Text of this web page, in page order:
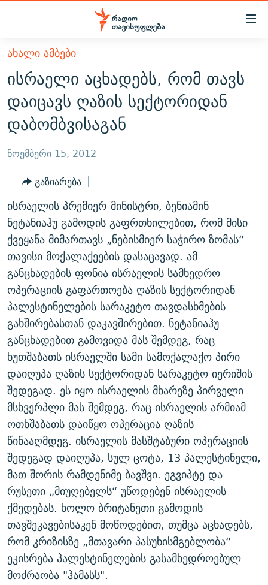
Accessibility
მთავარ
შინაარსზე
დაბრუნება
მთავარ
ნავიგაციაზე
დაბრუნება
ძიებაზე
ᲐᲮᲐᲚᲘ ᲐᲛᲑᲔᲑᲘ
ᲗᲔᲛᲔᲑᲘ
ᲞᲝᲚᲘᲢᲘᲙᲐ
ᲔᲙᲝᲜᲝᲛᲘᲙᲐ
ᲡᲐᲖᲝᲒᲐᲓᲝᲔᲑᲐ
ᲕᲘᲓᲔᲝ
ᲑᲚᲝᲒᲔᲑᲘ
ᲞᲝᲓᲙᲐᲡᲢᲔᲑᲘ
60 ᲓᲔᲪᲘᲑᲔᲚᲘ
ᲒᲐᲜᲙᲘᲗᲮᲕᲘᲡ ᲓᲦᲔ
ᲓᲘᲚᲘᲡ ᲡᲐᲣᲑᲠᲔᲑᲘ
ᲛᲝᲚᲐᲞᲐᲠᲐᲙᲔ ᲢᲔᲥᲡᲢᲔᲑᲘ
ᲨᲘᲜ - ᲣᲪᲮᲝᲔᲗᲨᲘ
ᲚᲘᲢᲔᲠᲐᲢᲣᲠᲣᲚᲘ ᲬᲐᲮᲜᲐᲒᲔᲑᲘ
ᲐᲛᲔᲠᲘᲙᲣᲚᲘ ᲛᲝᲗᲮᲠᲝᲑᲐ
ᲘᲛᲞᲔᲠᲘᲐ ᲓᲐ ᲠᲐᲓᲘᲝ
ᲤᲔᲜᲝᲕᲐᲜᲘ - 2.10
ᲗᲥᲕᲔᲜᲘ ᲞᲣᲑᲚᲘᲙᲐᲪᲘᲔᲑᲘ
ᲞᲠᲝᲔᲥᲢᲔᲑᲘ
ᲣᲙᲠᲐᲘᲜᲐᲨᲘ ᲓᲐᲦᲣᲞᲣᲚᲘ ᲥᲐᲠᲗᲕᲔᲚᲘ ᲛᲔᲑᲠᲫᲝᲚᲔᲑᲘ - 2022
ᲓᲐᲛᲝᲣᲙᲘᲓᲔᲑᲚᲝᲑᲘᲡ 100 ᲬᲔᲚᲘ
ᲩᲔᲛᲘ ᲡᲘᲙᲕᲓᲘᲚᲘᲡ ᲛᲘᲖᲔᲖᲘᲐ COVID-19
11 ᲬᲔᲚᲘ - 11 ᲐᲛᲑᲐᲕᲘ
ᲡᲐᲞᲐᲠᲚᲐᲛᲔᲜᲢᲝ ᲐᲠᲩᲔᲕᲜᲔᲑᲘᲡ ᲘᲡᲢᲝᲠᲘᲐ
ᲑᲐᲕᲨᲕᲔᲑᲘ ᲞᲠᲝᲡᲢᲘᲢᲣᲪᲘᲐᲨᲘ - ᲐᲛᲝᲣᲗᲥᲛᲔᲚᲘ ᲐᲛᲑᲐᲕᲘ
5 ᲐᲛᲑᲐᲕᲘ - 20 ᲘᲕᲜᲘᲡᲡ ᲓᲐᲨᲐᲕᲔᲑᲣᲚᲔᲑᲘ
ᲐᲒᲕᲘᲡᲢᲝᲡ ᲝᲛᲘ
ПРИВЕТ ᲙᲣᲚᲢᲣᲠᲐ
ЭХО КАВКАЗА
ᲒᲐᲛᲝᲘᲬᲔᲠᲔ
რთე/რთ-ის ყველა საიტი
ᲐᲮᲐᲚᲘ ᲐᲛᲑᲔᲑᲘ
ისრაელი აცხადებს, რომ თავს
დაიცავს ღაზის სექტორიდან
დაბომბვისაგან
ნოემბერი 15, 2012
გაზიარება
ისრაელის პრემიერ-მინისტრი, ბენიამინ
ნეტანიაჰუ გამოდის გაფრთხილებით, რომ მისი
ქვეყანა მიმართავს „ნებისმიერ საჭირო ზომას“
თავისი მოქალაქეების დასაცავად. ამ
განცხადების ფონია ისრაელის სამხედრო
ოპერაციის გაფართოება ღაზის სექტორიდან
პალესტინელების სარაკეტო თავდასხმების
გახშირებასთან დაკავშირებით. ნეტანიაჰუ
განცხადებით გამოვიდა მას შემდეგ, რაც
ხუთშაბათს ისრაელში სამი სამოქალაქო პირი
დაიღუპა ღაზის სექტორიდან სარაკეტო იერიშის
შედეგად. ეს იყო ისრაელის მხარეზე პირველი
მსხვერპლი მას შემდეგ, რაც ისრაელის არმიამ
ოთხშაბათს დაიწყო ოპერაცია ღაზის
წინააღმდეგ. ისრაელის მასშტაბური ოპერაციის
შედეგად დაიღუპა, სულ ცოტა, 13 პალესტინელი,
მათ შორის რამდენიმე ბავშვი. ეგვიპტე და
რუსეთი „მიუღებელს“ უწოდებენ ისრაელის
ქმედებას. ხოლო ბრიტანეთი გამოდის
თავშეკავებისაკენ მოწოდებით, თუმცა აცხადებს,
რომ კრიზისზე „მთავარი პასუხისმგებლობა“
ეკისრება პალესტინელების გასამხედროებულ
მოძრაობა "ჰამასს".